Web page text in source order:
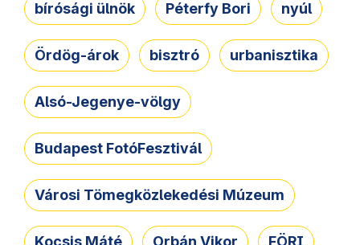
bírósági ülnök Péterfy Bori nyúl
Ördög-árok bisztró urbanisztika
Alsó-Jegenye-völgy
Budapest FotóFesztivál
Városi Tömegközlekedési Múzeum
Kocsis Máté Orbán Vikor FÖRI